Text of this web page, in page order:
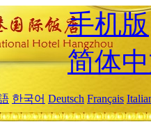
手机版
简体
한국어 Deutsch Français